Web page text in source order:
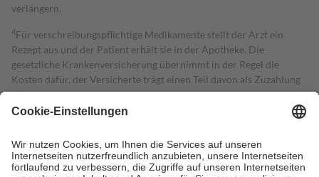
verlängern.
4Für verschreibungspflichtige Medikamente stellt der Arzt ein
Rezept aus und der Patient erhält sie in der Apotheke. Die
gesetzliche Krankenversicherung übernimmt in der Regel die
Kosten dafür, der Versicherte trägt einen Teil davon als Zuzahlung
mit.
Grundsätzlich leisten Mitglieder Zuzahlungen in Höhe von zehn
höchstens zehn Euro.
Es sind jedoch nie mehr als die tatsächlichen
Kosten der Leistung zu entrichten.
Diese Regeln gelten grundsätzlich auch für Online-Apotheken.